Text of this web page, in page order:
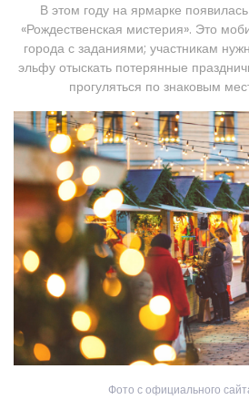
В этом году на ярмарке
«Рождественская мистерия». Это
города с заданиями; участникам
эльфу отыскать потерянные
прогуляться по знаковым
Фото с официального